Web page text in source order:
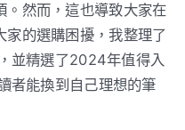
。然而，這也導致大家在
的選購困擾，我整理了
並精選了2024年值得入
者能換到自己理想的筆